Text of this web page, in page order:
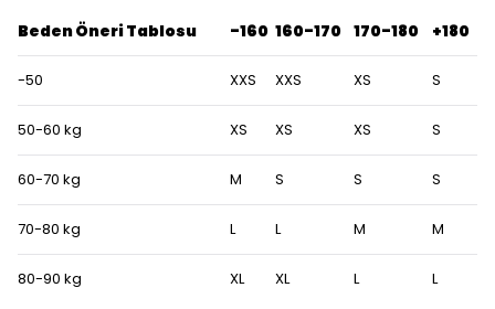
Beden Öneri Tablosu -160 160-170 170-180 +180
-50 XXS XXS XS S
50-60 kg XS XS XS S
60-70 kg M S S S
70-80 kg L L M M
80-90 kg XL XL L L